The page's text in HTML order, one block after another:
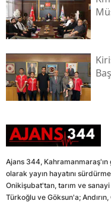
Ajans 344, Kahramanmaraş'ın
olarak yayın hayatını
Onikişubat'tan, tarım ve
Türkoğlu ve Göksun'a;